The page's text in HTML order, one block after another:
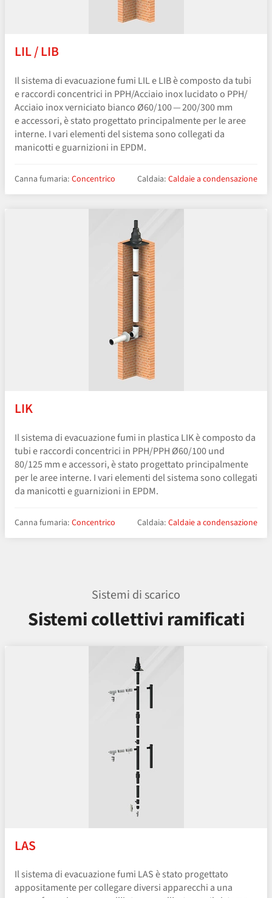
LIL / LIB
Il sistema di evacuazione fumi LIL e LIB è composto da tubi
e raccordi concentrici in PPH/​Acciaio inox lucidato o PPH/​
Acciaio inox verniciato bianco Ø60/100 — 200/300 mm
e accessori, è stato progettato principalmente per le aree
interne. I vari elementi del sistema sono collegati da
manicotti e guarnizioni in EPDM.
Canna fumaria: Concentrico Caldaia: Caldaie a condensazione
LIK
Il sistema di evacuazione fumi in plastica LIK è composto da
tubi e raccordi concentrici in PPH/PPH Ø60/100 und
80/125 mm e accessori, è stato progettato principalmente
per le aree interne. I vari elementi del sistema sono collegati
da manicotti e guarnizioni in EPDM.
Canna fumaria: Concentrico Caldaia: Caldaie a condensazione
Sistemi di scarico
Sistemi collettivi ramificati
LAS
Il sistema di evacuazione fumi LAS è stato progettato
appositamente per collegare diversi apparecchi a una